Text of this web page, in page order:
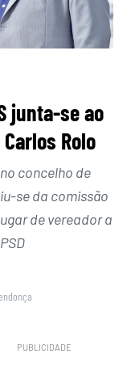
junta-se ao
Rolo
concelho de
se da comissão
de vereador a